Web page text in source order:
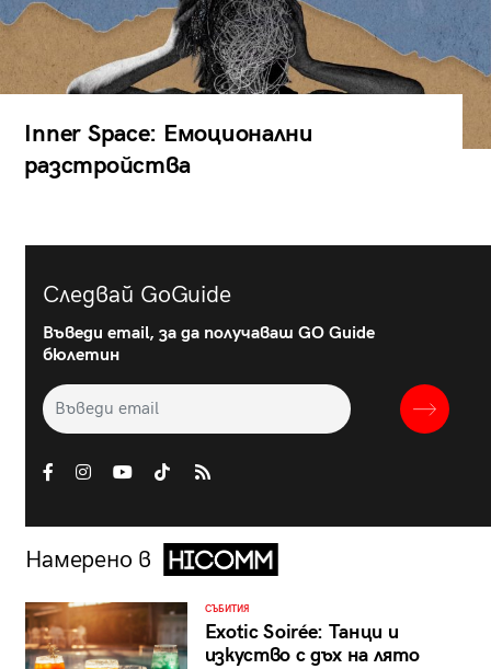
Inner Space: Емоционални
разстройства
Следвай GoGuide
Въведи email, за да получаваш GO Guide
бюлетин
Намерено в
СЪБИТИЯ
Exotic Soirée: Танци и
изкуство с дъх на лято